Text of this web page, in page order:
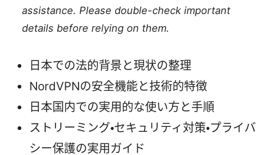
assistance. Please double-check important
details before relying on them.
日本での法的背景と現状の整理
NordVPNの安全機能と技術的特徴
日本国内での実用的な使い方と手順
ストリーミング・セキュリティ対策・プライバ
シー保護の実用ガイド